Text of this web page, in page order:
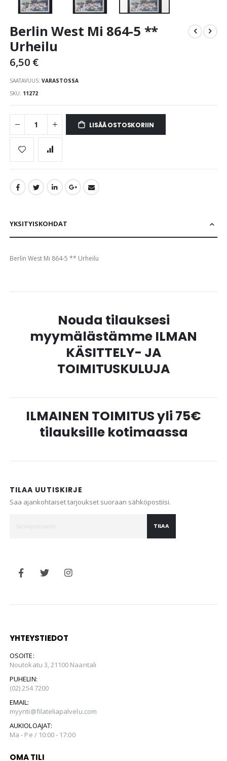
to
beginning
of
images
gallery
Berlin West Mi 864-5 **
Urheilu
6,50 €
SAATAVUUS: VARASTOSSA
SKU 11272
LISÄÄ OSTOSKORIIN
YKSITYISKOHDAT
Berlin West Mi 864-5 ** Urheilu
Nouda tilauksesi
myymälästämme ILMAN
KÄSITTELY- JA
TOIMITUSKULUJA
ILMAINEN TOIMITUS yli 75€
tilauksille kotimaassa
TILAA UUTISKIRJE
Saa ajankohtaiset tarjoukset suoraan sähköpostiisi.
TILAA
YHTEYSTIEDOT
OSOITE:
Noutokatu 3, 21100 Naantali
PUHELIN:
(02) 254 7200
EMAIL:
myynti@filateliapalvelu.com
AUKIOLOAJAT:
Ma - Pe / 10:00 - 17:00
OMA TILI